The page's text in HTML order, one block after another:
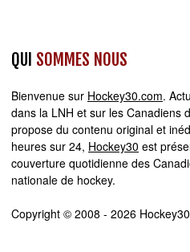
QUI SOMMES NOUS
Bienvenue sur Hockey30.com.
dans la LNH et sur les Canadiens
propose du contenu original et
heures sur 24, Hockey30 est
couverture quotidienne des
nationale de hockey.
Copyright © 2008 - 2026 Hockey30